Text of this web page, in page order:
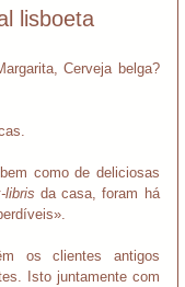
lisboeta
Cerveja belga?
como de deliciosas
libris da casa, foram há
os clientes antigos
Isto juntamente com